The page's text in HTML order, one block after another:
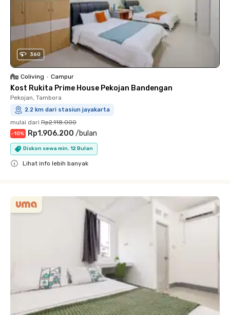
360
Coliving • Campur
Kost Rukita Prime House Pekojan Bandengan
Pekojan, Tambora
2.2 km dari stasiun jayakarta
mulai dari Rp2.118.000
-10% Rp1.906.200 /bulan
Diskon sewa min. 12 Bulan
Lihat info lebih banyak